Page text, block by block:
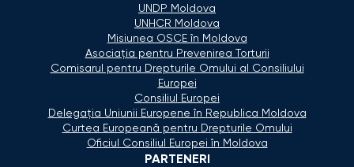
UNDP Moldova
UNHCR Moldova
Misiunea OSCE în Moldova
Asociaţia pentru Prevenirea Torturii
Comisarul pentru Drepturile Omului al Consiliului
Europei
Consiliul Europei
Delegaţia Uniunii Europene în Republica Moldova
Curtea Europeană pentru Drepturile Omului
Oficiul Consiliul Europei în Moldova
PARTENERI